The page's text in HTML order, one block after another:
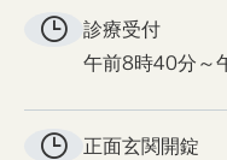
診療受付
午前8時40分～
正面玄関開錠